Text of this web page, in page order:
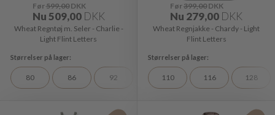
Før599,00DKK
Nu509,00 DKK
Wheat Regntøj m. Seler - Charlie -
Light Flint Letters
80 86 92
Før399,00 DKK
Nu 279,00 DKK
Wheat Regnjakke - Chardy - Light
Flint Letters
110 116 128